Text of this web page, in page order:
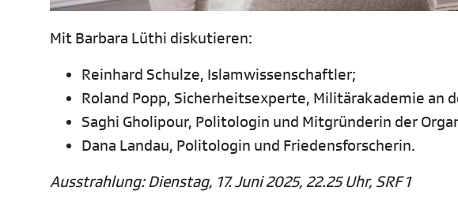
Mit Barbara Lüthi diskutieren:
Reinhard Schulze, Islamwissenschaftler;
Roland Popp, Sicherheitsexperte, Militärakademie an
Saghi Gholipour, Politologin und Mitgründerin der
Dana Landau, Politologin und Friedensforscherin.
Ausstrahlung: Dienstag, 17. Juni 2025, 22.25 Uhr, SRF 1